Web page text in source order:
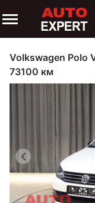
Volkswagen Polo
73100 км